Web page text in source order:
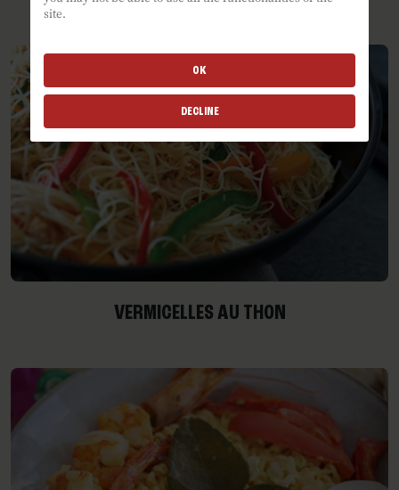
VERMICELLES AU THON
site.
OK
DECLINE